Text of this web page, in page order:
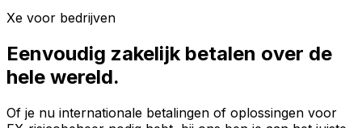
Xe voor bedrijven
Eenvoudig zakelijk betalen over de
hele wereld.
Of je nu internationale betalingen of oplossingen voor